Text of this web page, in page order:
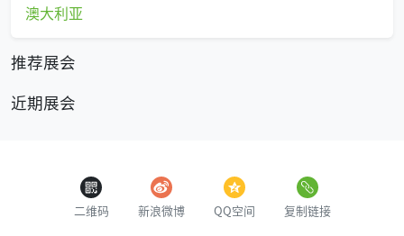
澳大利亚
推荐展会
近期展会
二维码 新浪微博 QQ空间 复制链接